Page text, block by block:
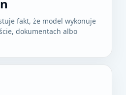
fakt, że model wykonuje
dokumentach albo